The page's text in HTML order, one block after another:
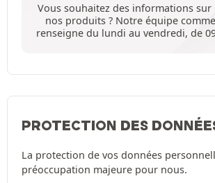
Vous souhaitez des informations
nos produits ? Notre équipe
renseigne du lundi au vendredi, de
PROTECTION DES
La protection de vos données
préoccupation majeure pour nous.